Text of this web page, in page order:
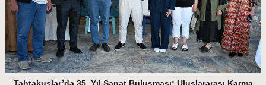
Tahtakuşlar’da 35. Yıl Sanat Buluşması: Uluslararası Karma